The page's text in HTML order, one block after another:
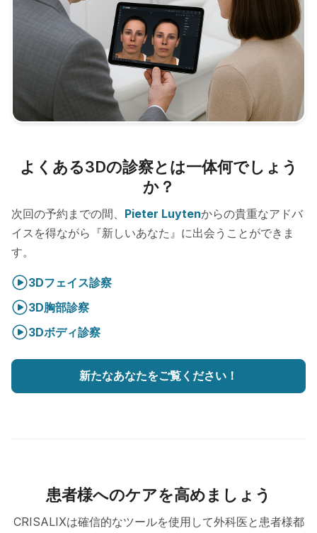
よくある3Dの診察とは一体何でしょう
か？
次回の予約までの間、 Pieter Luytenからの貴重なアドバ
イスを得ながら『新しいあなた』に出会うことができま
す。
3Dフェイス診察
3D胸部診察
3Dボディ診察
新たなあなたをご覧ください！
患者様へのケアを高めましょう
CRISALIXは確信的なツールを使用して外科医と患者様都